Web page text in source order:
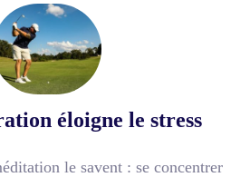
éloigne le stress
le savent : se concentrer